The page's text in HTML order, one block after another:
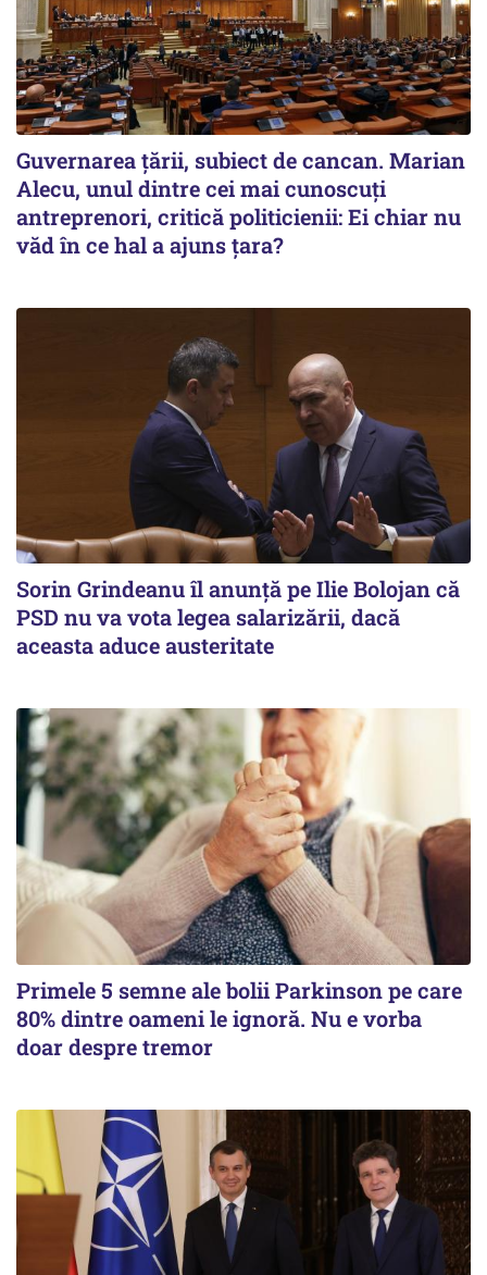
Guvernarea ţării, subiect de cancan. Marian
Alecu, unul dintre cei mai cunoscuţi
antreprenori, critică politicienii: Ei chiar nu
văd în ce hal a ajuns ţara?
Sorin Grindeanu îl anunţă pe Ilie Bolojan că
PSD nu va vota legea salarizării, dacă
aceasta aduce austeritate
Primele 5 semne ale bolii Parkinson pe care
80% dintre oameni le ignoră. Nu e vorba
doar despre tremor